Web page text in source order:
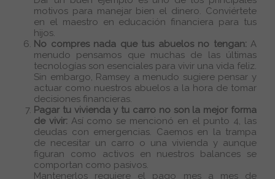
motivos para manejar bien el dinero. Conviértete
en el maestro en educación financiera para tus
hijos.
No compres nada que tus abuelos no tengan:A
menudo pensamos que muchas de las últimas
tecnologías son esenciales para vivir una vida feliz.
Sin embargo, Ramsey a menudo sugiere pensar y
actuar como nuestros abuelos a la hora de tomar
decisiones financieras.
Pagar tu vivienda y tu carro no son la mejor forma
de vivir:Así como se mencionó en el punto 4, las
deudas con emergencias. Caemos en la trampa
de necesitar un carro o una vivienda y aunque
figuran como activos en nuestros balances se
comportan como pasivos.
Mantenerlos requiere el pago mes a mes de